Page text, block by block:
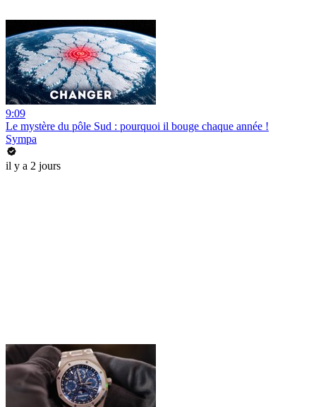
9:09
Le mystère du pôle Sud : pourquoi il bouge chaque année !
Sympa
il y a 2 jours